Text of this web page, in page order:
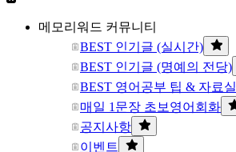
메모리워드 커뮤니티
BEST 인기글 (실시간)
BEST 인기글 (명예의 전당)
BEST 영어공부 팁 & 자료실
매일 1문장 초보영어회화
공지사항
이벤트